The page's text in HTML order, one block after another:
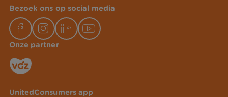
Bezoek ons op social media
Onze partner
UnitedConsumers app